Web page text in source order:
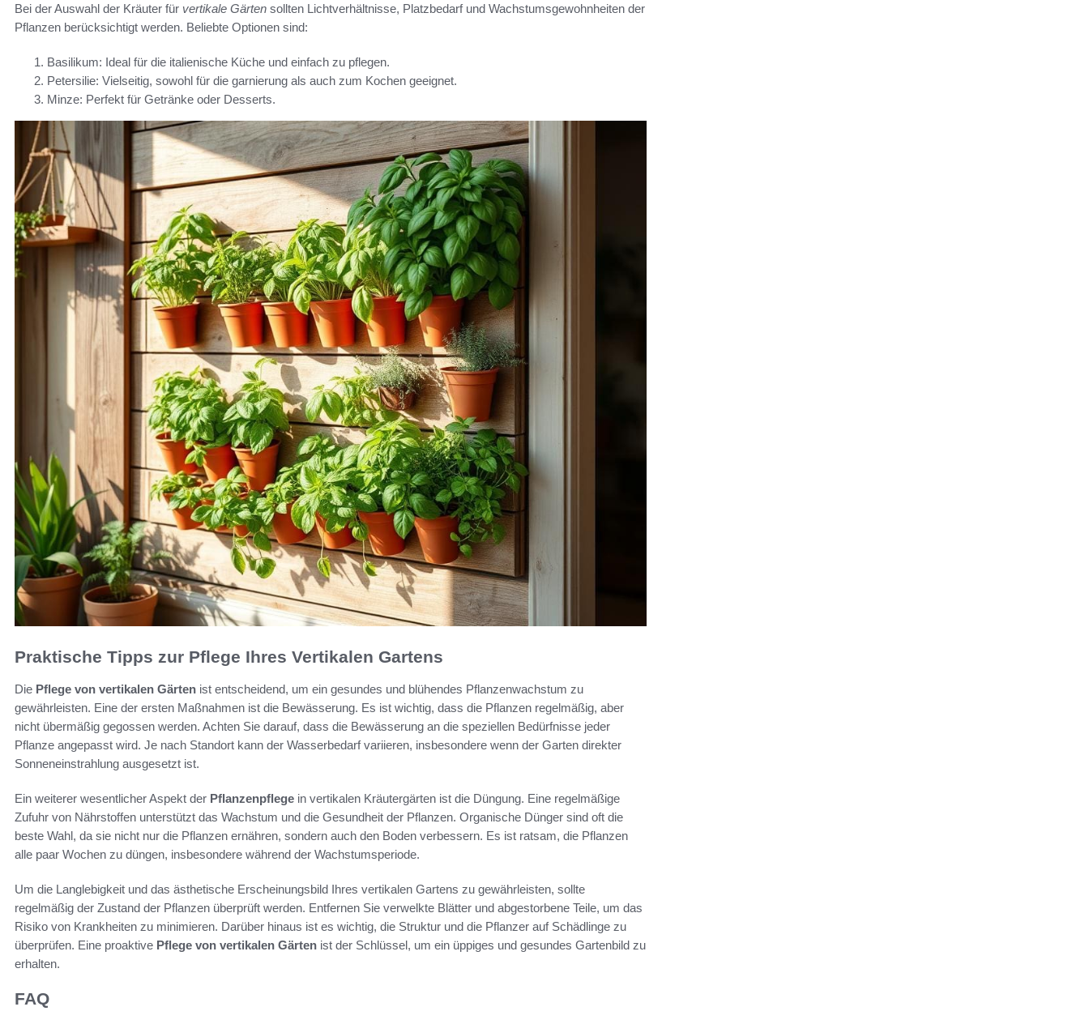
Bei der Auswahl der Kräuter für vertikale Gärten sollten Lichtverhältnisse, Platzbedarf und Wachstumsgewohnheiten der
Pflanzen berücksichtigt werden. Beliebte Optionen sind:
Basilikum: Ideal für die italienische Küche und einfach zu pflegen.
Petersilie: Vielseitig, sowohl für die garnierung als auch zum Kochen geeignet.
Minze: Perfekt für Getränke oder Desserts.
Praktische Tipps zur Pflege Ihres Vertikalen Gartens
Die Pflege von vertikalen Gärten ist entscheidend, um ein gesundes und blühendes Pflanzenwachstum zu
gewährleisten. Eine der ersten Maßnahmen ist die Bewässerung. Es ist wichtig, dass die Pflanzen regelmäßig, aber
nicht übermäßig gegossen werden. Achten Sie darauf, dass die Bewässerung an die speziellen Bedürfnisse jeder
Pflanze angepasst wird. Je nach Standort kann der Wasserbedarf variieren, insbesondere wenn der Garten direkter
Sonneneinstrahlung ausgesetzt ist.
Ein weiterer wesentlicher Aspekt der Pflanzenpflege in vertikalen Kräutergärten ist die Düngung. Eine regelmäßige
Zufuhr von Nährstoffen unterstützt das Wachstum und die Gesundheit der Pflanzen. Organische Dünger sind oft die
beste Wahl, da sie nicht nur die Pflanzen ernähren, sondern auch den Boden verbessern. Es ist ratsam, die Pflanzen
alle paar Wochen zu düngen, insbesondere während der Wachstumsperiode.
Um die Langlebigkeit und das ästhetische Erscheinungsbild Ihres vertikalen Gartens zu gewährleisten, sollte
regelmäßig der Zustand der Pflanzen überprüft werden. Entfernen Sie verwelkte Blätter und abgestorbene Teile, um das
Risiko von Krankheiten zu minimieren. Darüber hinaus ist es wichtig, die Struktur und die Pflanzer auf Schädlinge zu
überprüfen. Eine proaktive Pflege von vertikalen Gärten ist der Schlüssel, um ein üppiges und gesundes Gartenbild zu
erhalten.
FAQ